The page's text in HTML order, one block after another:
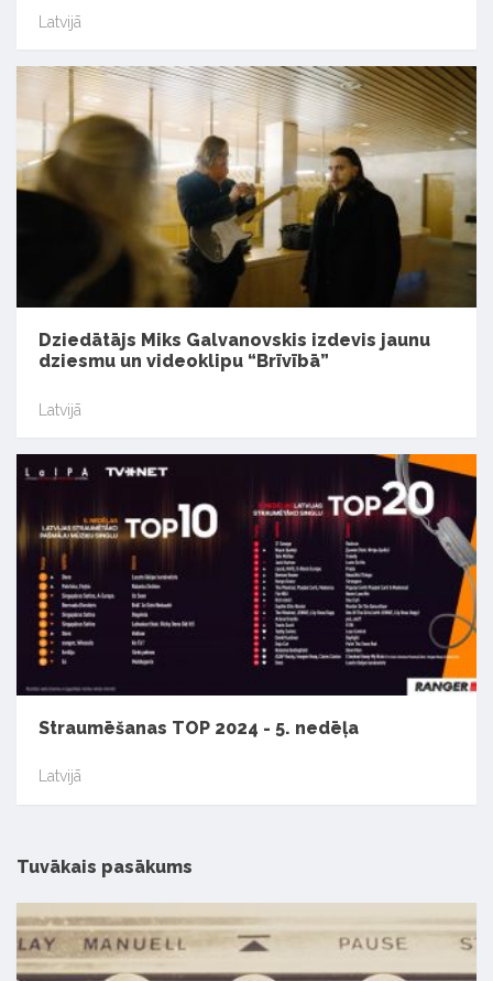
Latvijā
Dziedātājs Miks Galvanovskis izdevis jaunu
dziesmu un videoklipu “Brīvībā”
Latvijā
Straumēšanas TOP 2024 - 5. nedēļa
Latvijā
Tuvākais pasākums